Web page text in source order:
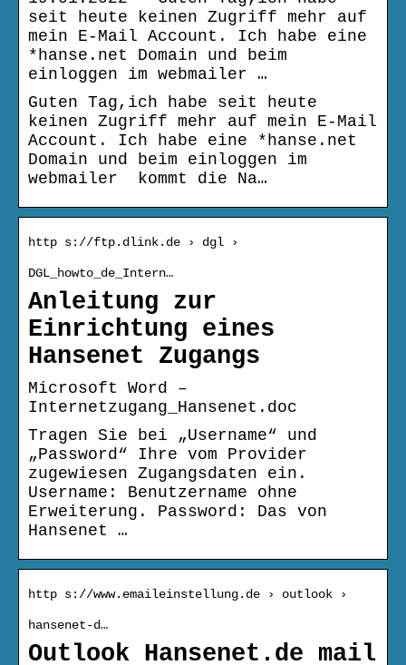
seit heute keinen Zugriff mehr auf
mein E-Mail Account. Ich habe eine
*hanse.net Domain und beim
einloggen im webmailer …
Guten Tag,ich habe seit heute
keinen Zugriff mehr auf mein E-Mail
Account. Ich habe eine *hanse.net
Domain und beim einloggen im
webmailer kommt die Na…
http s://ftp.dlink.de › dgl ›
DGL_howto_de_Intern…
Anleitung zur
Einrichtung eines
Hansenet Zugangs
Microsoft Word –
Internetzugang_Hansenet.doc
Tragen Sie bei „Username“ und
„Password“ Ihre vom Provider
zugewiesen Zugangsdaten ein.
Username: Benutzername ohne
Erweiterung. Password: Das von
Hansenet …
http s://www.emaileinstellung.de › outlook ›
hansenet-d…
Outlook Hansenet.de mail